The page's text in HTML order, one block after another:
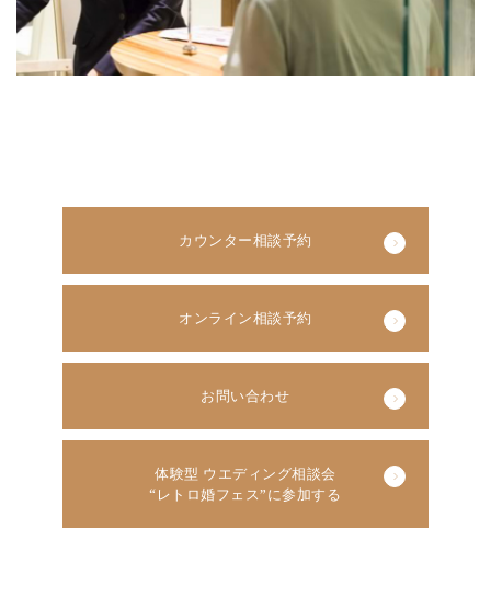
カウンター相談予約
オンライン相談予約
お問い合わせ
体験型 ウエディング相談会
“レトロ婚フェス”に参加する